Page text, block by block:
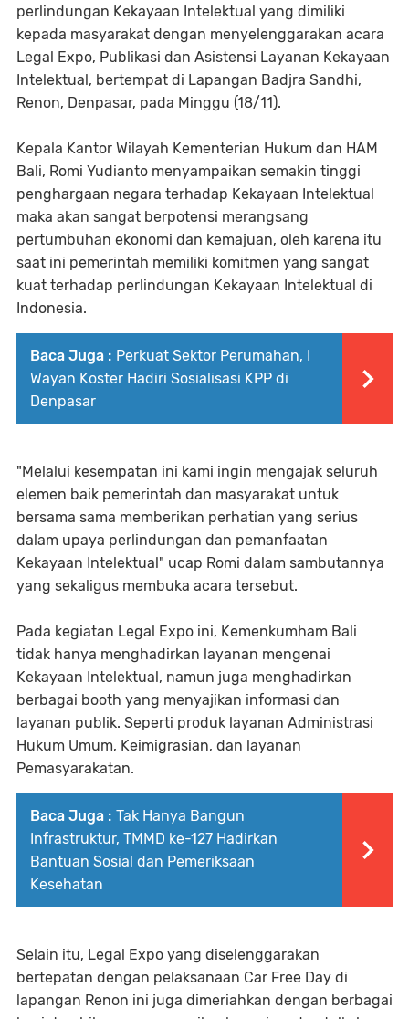
perlindungan Kekayaan Intelektual yang dimiliki
kepada masyarakat dengan menyelenggarakan acara
Legal Expo, Publikasi dan Asistensi Layanan Kekayaan
Intelektual, bertempat di Lapangan Badjra Sandhi,
Renon, Denpasar, pada Minggu (18/11).
Kepala Kantor Wilayah Kementerian Hukum dan HAM
Bali, Romi Yudianto menyampaikan semakin tinggi
penghargaan negara terhadap Kekayaan Intelektual
maka akan sangat berpotensi merangsang
pertumbuhan ekonomi dan kemajuan, oleh karena itu
saat ini pemerintah memiliki komitmen yang sangat
kuat terhadap perlindungan Kekayaan Intelektual di
Indonesia.
Baca Juga : Perkuat Sektor Perumahan, I
Wayan Koster Hadiri Sosialisasi KPP di
Denpasar
"Melalui kesempatan ini kami ingin mengajak seluruh
elemen baik pemerintah dan masyarakat untuk
bersama sama memberikan perhatian yang serius
dalam upaya perlindungan dan pemanfaatan
Kekayaan Intelektual" ucap Romi dalam sambutannya
yang sekaligus membuka acara tersebut.
Pada kegiatan Legal Expo ini, Kemenkumham Bali
tidak hanya menghadirkan layanan mengenai
Kekayaan Intelektual, namun juga menghadirkan
berbagai booth yang menyajikan informasi dan
layanan publik. Seperti produk layanan Administrasi
Hukum Umum, Keimigrasian, dan layanan
Pemasyarakatan.
Baca Juga : Tak Hanya Bangun
Infrastruktur, TMMD ke-127 Hadirkan
Bantuan Sosial dan Pemeriksaan
Kesehatan
Selain itu, Legal Expo yang diselenggarakan
bertepatan dengan pelaksanaan Car Free Day di
lapangan Renon ini juga dimeriahkan dengan berbagai